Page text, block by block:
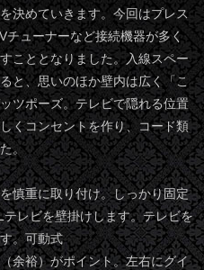
決めていきます。今回はプレス
チューナーなど接続機器が多く
こととなりました。入線スペー
と、思いのほか壁内は広く「こ
ツポーズ。テレビで隠れる位置
くコンセントを作り、コード類
。
慎重に取り付け。しっかり固定
レビを壁掛けします。テレビを
。可動式
余裕）がポイント。左右にグイ